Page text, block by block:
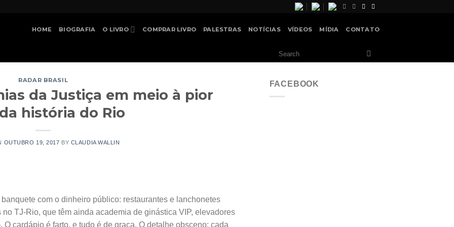
HOME BIOGRAFIA O LIVRO COMPRAR LIVRO PALESTRAS NOTÍCIAS VÍDEOS MÍDIA CONTATO
RADAR BRASIL
da Justiça em meio à pior
história do Rio
OUTUBRO 19, 2017 BY CLAUDIA WALLIN
com o dinheiro público: restaurantes e lanchonetes
TJ-Rio, que têm ainda academia de ginástica VIP, elevadores
cardápio é farto, e tudo é de graça. O detalhe obsceno: cada
FACEBOOK